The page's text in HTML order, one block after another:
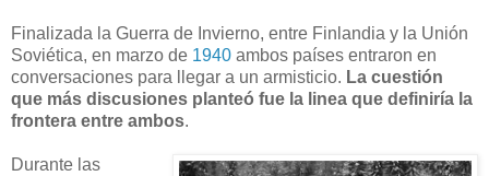
Finalizada la Guerra de Invierno, entre Finlandia y la Unión
Soviética, en marzo de 1940 ambos países entraron en
conversaciones para llegar a un armisticio. La cuestión
que más discusiones planteó fue la linea que definiría la
frontera entre ambos.
Durante las